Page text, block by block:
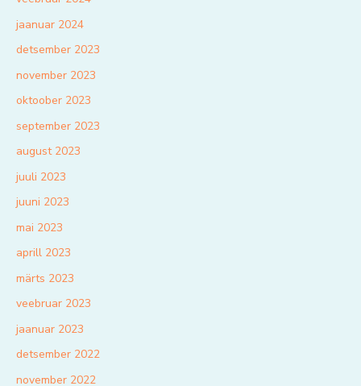
jaanuar 2024
detsember 2023
november 2023
oktoober 2023
september 2023
august 2023
juuli 2023
juuni 2023
mai 2023
aprill 2023
märts 2023
veebruar 2023
jaanuar 2023
detsember 2022
november 2022